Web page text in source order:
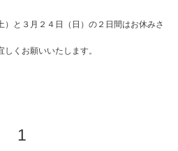
と３月２４日（日）の２日間はお休みさ
くお願いいたします。
1